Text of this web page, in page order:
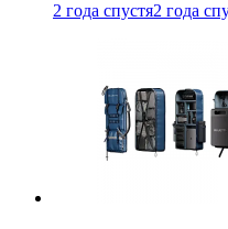
2 года спустя2 года